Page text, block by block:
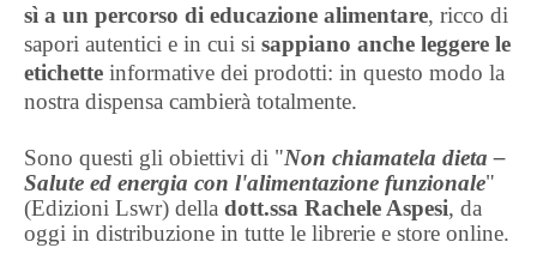
sì a un percorso di educazione alimentare, ricco di
sapori autentici e in cui si sappiano anche leggere le
etichette informative dei prodotti: in questo modo la
nostra dispensa cambierà totalmente.
Sono questi gli obiettivi di "Non chiamatela dieta –
Salute ed energia con l'alimentazione funzionale"
(Edizioni Lswr) della dott.ssa Rachele Aspesi, da
oggi in distribuzione in tutte le librerie e store online.